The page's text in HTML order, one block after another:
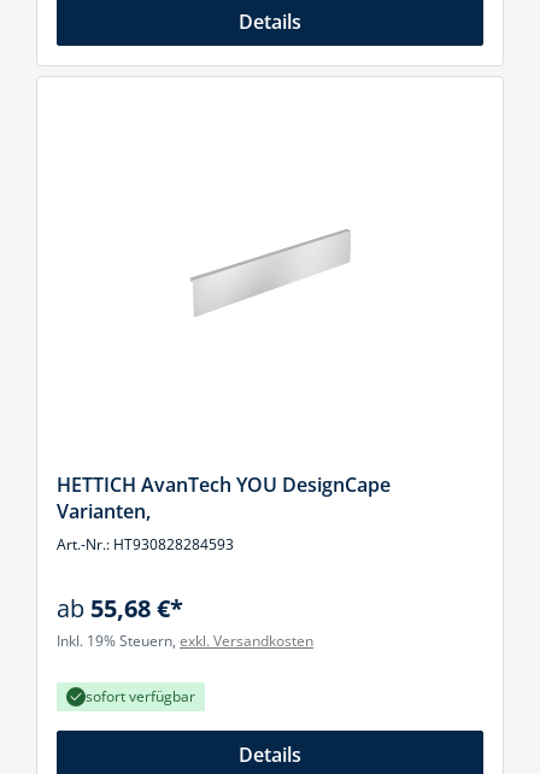
Details
HETTICH AvanTech YOU DesignCape
Varianten,
Art.-Nr.: HT930828284593
ab 55,68 €*
Inkl. 19% Steuern, exkl. Versandkosten
sofort verfügbar
Details